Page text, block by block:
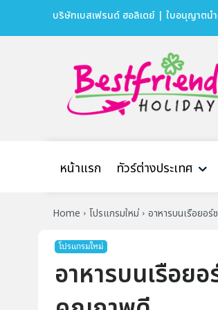
บริษัทเบสเฟรนด์ ฮอลิเดย์ | ใบอนุญาตน
หน้าแรก ทัวร์ต่างประเทศ
Home โปรแกรมใหม่ อาหารบนเรือยอ
โปรแกรมใหม่
อาหารบนเรือย